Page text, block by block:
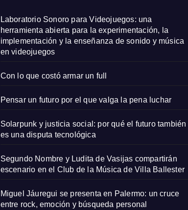
Laboratorio Sonoro para Videojuegos: una
herramienta abierta para la experimentación, la
implementación y la enseñanza de sonido y música
en videojuegos
Con lo que costó armar un full
Pensar un futuro por el que valga la pena luchar
Solarpunk y justicia social: por qué el futuro también
es una disputa tecnológica
Segundo Nombre y Ludita de Vasijas compartirán
escenario en el Club de la Música de Villa Ballester
Miguel Jáuregui se presenta en Palermo: un cruce
entre rock, emoción y búsqueda personal